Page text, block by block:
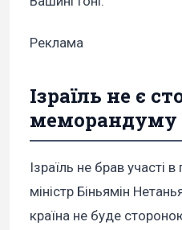
Реклама
Ізраїль не є
меморандуму
Ізраїль не брав участі
міністр Біньямін
країна не буде